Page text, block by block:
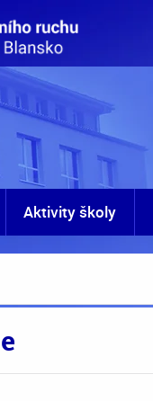
Aktivity školy